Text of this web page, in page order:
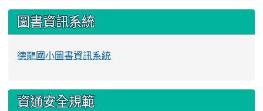
圖書資訊系統
德龍國小圖書資訊系統
資通安全規範